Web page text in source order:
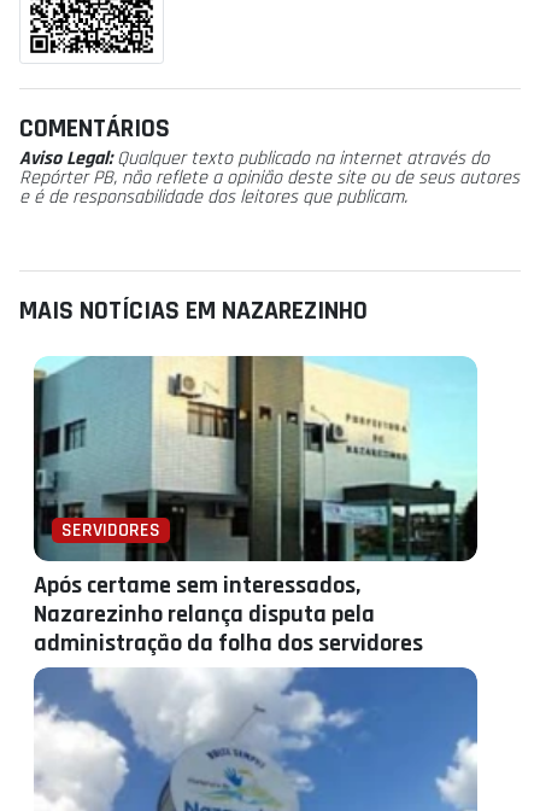
COMENTÁRIOS
Aviso Legal:Qualquer texto publicado na internet através do
Repórter PB, não reflete a opinião deste site ou de seus autores
e é de responsabilidade dos leitores que publicam.
MAIS NOTÍCIAS EM NAZAREZINHO
SERVIDORES
Após certame sem interessados,
Nazarezinho relança disputa pela
administração da folha dos servidores